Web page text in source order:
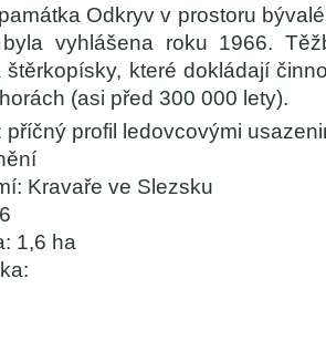
Odkryv v prostoru
vyhlášena roku 1966.
které dokládají
(asi před 300 000 lety).
příčný profil ledovcovými
Kravaře ve Slezsku
1,6 ha